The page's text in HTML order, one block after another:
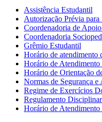
Assistência Estudantil
Autorização Prévia para
Coordenadoria de
Coordenadoria
Grêmio Estudantil
Horário de atendimento
Horário de
Horário de Orientação
Normas de Segurança e
Regime de Exercícios
Regulamento
Horário de Atendimento